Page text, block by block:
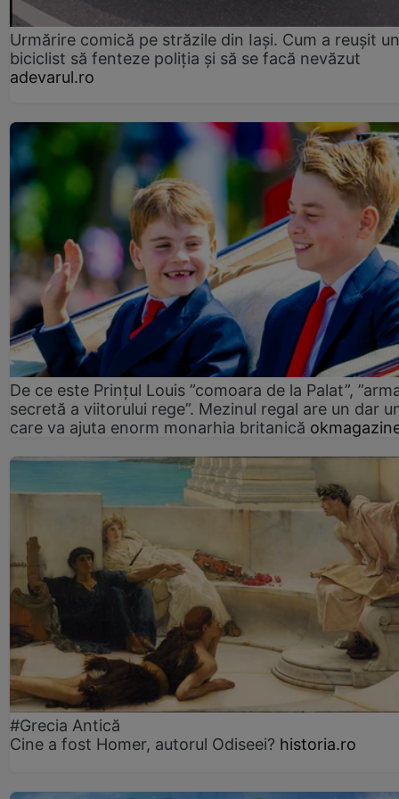
Urmărire comică pe străzile din Iași. Cum a reușit un
biciclist să fenteze poliția și să se facă nevăzut
adevarul.ro
De ce este Prințul Louis ”comoara de la Palat”,
secretă a viitorului rege”. Mezinul regal are un dar
care va ajuta enorm monarhia britanică
#Grecia Antică
Cine a fost Homer, autorul Odiseei? historia.ro